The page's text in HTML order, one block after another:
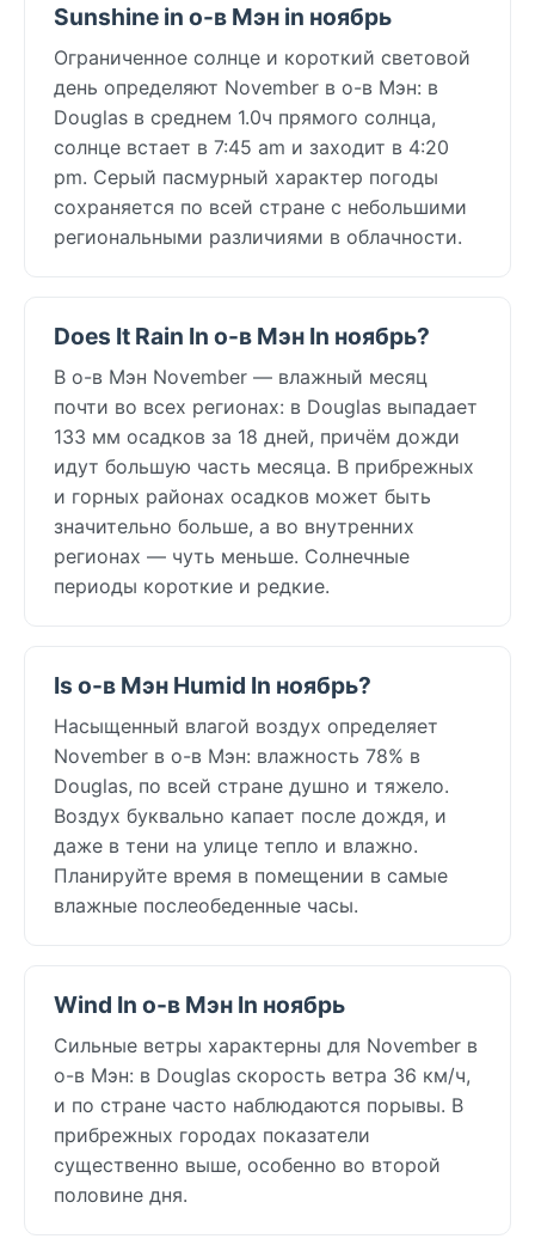
Sunshine in о-в Мэн in ноябрь
Ограниченное солнце и короткий световой
день определяют November в о-в Мэн: в
Douglas в среднем 1.0ч прямого солнца,
солнце встает в 7:45 am и заходит в 4:20
pm. Серый пасмурный характер погоды
сохраняется по всей стране с небольшими
региональными различиями в облачности.
Does It Rain In о-в Мэн In ноябрь?
В о-в Мэн November — влажный месяц
почти во всех регионах: в Douglas выпадает
133 мм осадков за 18 дней, причём дожди
идут большую часть месяца. В прибрежных
и горных районах осадков может быть
значительно больше, а во внутренних
регионах — чуть меньше. Солнечные
периоды короткие и редкие.
Is о-в Мэн Humid In ноябрь?
Насыщенный влагой воздух определяет
November в о-в Мэн: влажность 78% в
Douglas, по всей стране душно и тяжело.
Воздух буквально капает после дождя, и
даже в тени на улице тепло и влажно.
Планируйте время в помещении в самые
влажные послеобеденные часы.
Wind In о-в Мэн In ноябрь
Сильные ветры характерны для November в
о-в Мэн: в Douglas скорость ветра 36 км/ч,
и по стране часто наблюдаются порывы. В
прибрежных городах показатели
существенно выше, особенно во второй
половине дня.